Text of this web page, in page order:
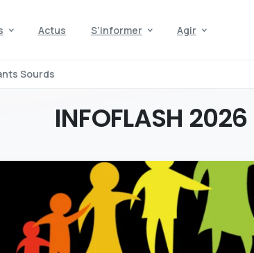
Actus S’informer Agir
Sourds
INFOFLASH 2026